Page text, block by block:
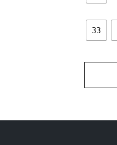
33